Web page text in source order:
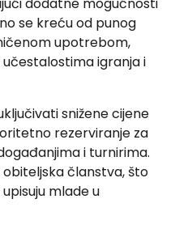
dodatne mogućnosti
se kreću od punog
upotrebom,
igranja i
snižene cijene
rezerviranje za
i turnirima.
članstva, što
mlade u